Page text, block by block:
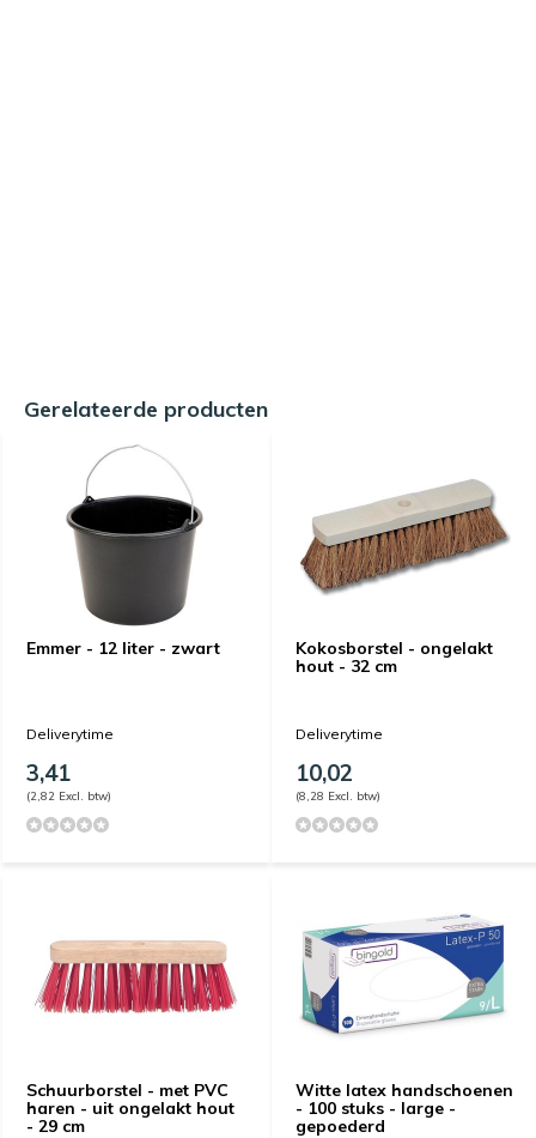
Gerelateerde producten
Emmer - 12 liter - zwart
Deliverytime
3,41
(2,82 Excl. btw)
Kokosborstel - ongelakt
hout - 32 cm
Deliverytime
10,02
(8,28 Excl. btw)
Schuurborstel - met PVC
haren - uit ongelakt hout
- 29 cm
Witte latex handschoenen
- 100 stuks - large -
gepoederd